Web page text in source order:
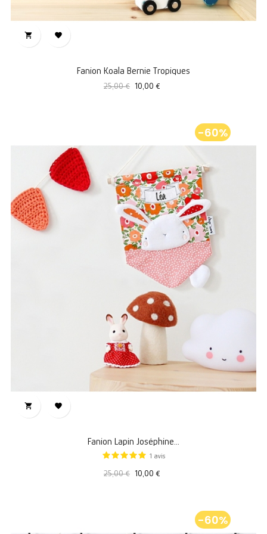
 
Fanion Koala Bernie Tropiques
Prix
25,00 € Prix
10,00 €
-60%
 
Fanion Lapin Joséphine...
1 avis
Prix
25,00 € Prix
10,00 €
-60%